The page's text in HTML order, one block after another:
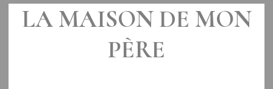
LA MAISON DE MON
PÈRE